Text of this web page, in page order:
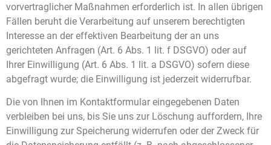
vorvertraglicher Maßnahmen erforderlich ist. In allen übrigen
Fällen beruht die Verarbeitung auf unserem berechtigten
Interesse an der effektiven Bearbeitung der an uns
gerichteten Anfragen (Art. 6 Abs. 1 lit. f DSGVO) oder auf
Ihrer Einwilligung (Art. 6 Abs. 1 lit. a DSGVO) sofern diese
abgefragt wurde; die Einwilligung ist jederzeit widerrufbar.
Die von Ihnen im Kontaktformular eingegebenen Daten
verbleiben bei uns, bis Sie uns zur Löschung auffordern, Ihre
Einwilligung zur Speicherung widerrufen oder der Zweck für